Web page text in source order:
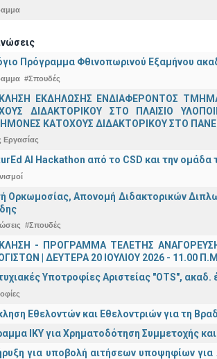
Πρόγραμμα Φθινοπωρινού Εξαμήνου
#Σπουδές
ΕΚΔΗΛΩΣΗΣ ΕΝΔΙΑΦΕΡΟΝΤΟΣ
ΔΙΔΑΚΤΟΡΙΚΟΥ ΣΤΟ ΠΛΑΙΣΙΟ
ΚΑΤΟΧΟΥΣ ΔΙΔΑΚΤΟΡΙΚΟΥ ΣΤΟ
Εργασίας
AI Hackathon από το CSD και την ομάδα
Ορκωμοσίας, Απονομή Διδακτορικών
#Σπουδές
- ΠΡΟΓΡΑΜΜΑ ΤΕΛΕΤΗΣ
| ΔΕΥΤΕΡΑ 20 ΙΟΥΛΙΟΥ 2026 - 11.00
Υποτροφίες Αριστείας "OTS",
Εθελοντών και Εθελοντριών για τη
ΙΚΥ για Χρηματοδότηση Συμμετοχής
για υποβολή αιτήσεων υποψηφίων